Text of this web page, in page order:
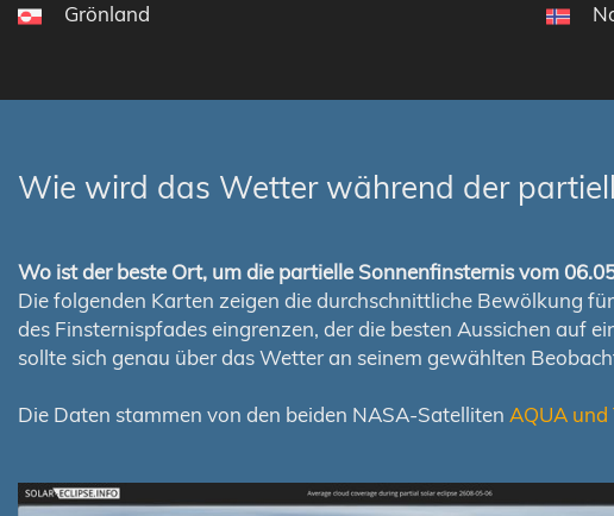
Grönland
Wie wird das Wetter während der
Wo ist der beste Ort, um die partielle Sonnenfinsternis vom
Die folgenden Karten zeigen die durchschnittliche Bewölkung
des Finsternispfades eingrenzen, der die besten Aussichen auf
sollte sich genau über das Wetter an seinem gewählten
Die Daten stammen von den beiden NASA-Satelliten AQUA und